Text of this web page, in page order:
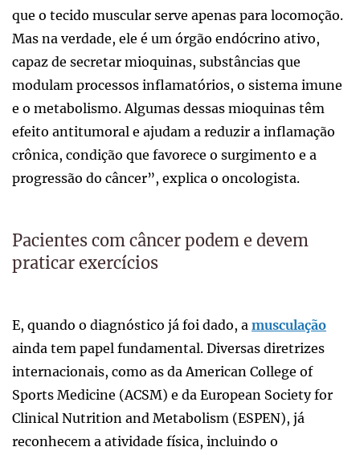
que o tecido muscular serve apenas para locomoção.
Mas na verdade, ele é um órgão endócrino ativo,
capaz de secretar mioquinas, substâncias que
modulam processos inflamatórios, o sistema imune
e o metabolismo. Algumas dessas mioquinas têm
efeito antitumoral e ajudam a reduzir a inflamação
crônica, condição que favorece o surgimento e a
progressão do câncer”, explica o oncologista.
Pacientes com câncer podem e devem
praticar exercícios
E, quando o diagnóstico já foi dado, a musculação
ainda tem papel fundamental. Diversas diretrizes
internacionais, como as da American College of
Sports Medicine (ACSM) e da European Society for
Clinical Nutrition and Metabolism (ESPEN), já
reconhecem a atividade física, incluindo o